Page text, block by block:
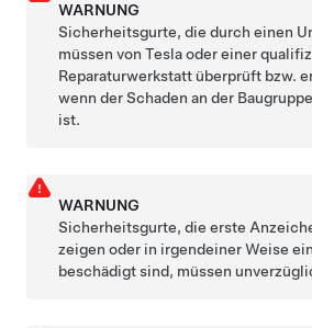
WARNUNG
Sicherheitsgurte, die durch einen
müssen von Tesla oder einer
Reparaturwerkstatt überprüft bzw.
wenn der Schaden an der
ist.
WARNUNG
Sicherheitsgurte, die erste
zeigen oder in irgendeiner Weise
beschädigt sind, müssen